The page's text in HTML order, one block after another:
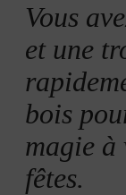
Vous
et une
bois
magie
fêtes.